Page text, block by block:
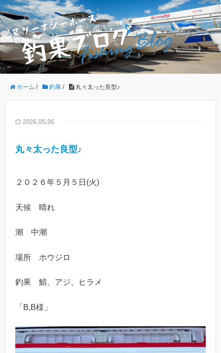
ホーム / 釣果 / 丸々太った良型♪
2026.05.06
丸々太った良型♪
２０２６年５月５日(火)
天候 晴れ
潮 中潮
場所 ホウジロ
釣果 鯖、アジ、ヒラメ
「B,B様」